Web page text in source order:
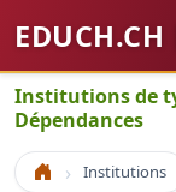
EDUCH.CH
Institutions de
Dépendances
Accueil Institutions